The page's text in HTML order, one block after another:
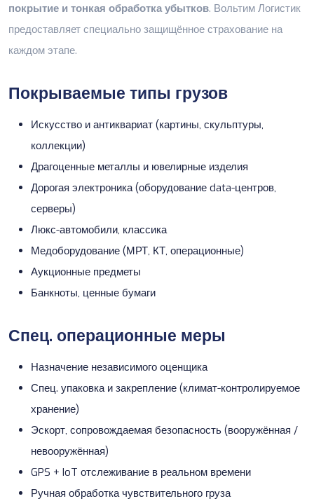
покрытие и тонкая обработка убытков. Вольтим Логистик
предоставляет специально защищённое страхование на
каждом этапе.
Покрываемые типы грузов
Искусство и антиквариат (картины, скульптуры,
коллекции)
Драгоценные металлы и ювелирные изделия
Дорогая электроника (оборудование data-центров,
серверы)
Люкс-автомобили, классика
Медоборудование (МРТ, КТ, операционные)
Аукционные предметы
Банкноты, ценные бумаги
Спец. операционные меры
Назначение независимого оценщика
Спец. упаковка и закрепление (климат-контролируемое
хранение)
Эскорт, сопровождаемая безопасность (вооружённая /
невооружённая)
GPS + IoT отслеживание в реальном времени
Ручная обработка чувствительного груза